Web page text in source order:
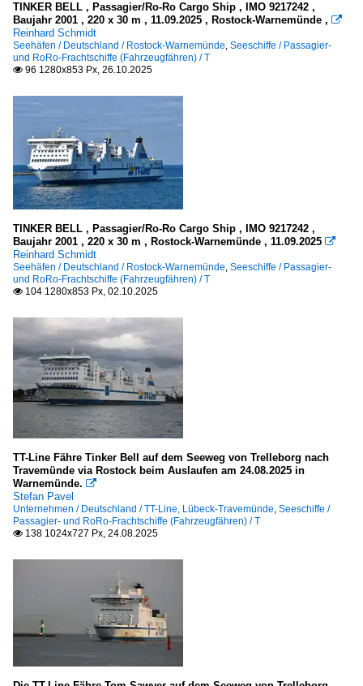
TINKER BELL , Passagier/Ro-Ro Cargo Ship , IMO 9217242 ,
Baujahr 2001 , 220 x 30 m , 11.09.2025 , Rostock-Warnemünde , 
Reinhard Schmidt
Seehäfen / Deutschland / Rostock-Warnemünde, Seeschiffe / Passagier-
und RoRo-Frachtschiffe (Fahrzeugfähren) / T
 96 1280x853 Px, 26.10.2025
TINKER BELL , Passagier/Ro-Ro Cargo Ship , IMO 9217242 ,
Baujahr 2001 , 220 x 30 m , Rostock-Warnemünde , 11.09.2025 
Reinhard Schmidt
Seehäfen / Deutschland / Rostock-Warnemünde, Seeschiffe / Passagier-
und RoRo-Frachtschiffe (Fahrzeugfähren) / T
 104 1280x853 Px, 02.10.2025
TT-Line Fähre Tinker Bell auf dem Seeweg von Trelleborg nach
Travemünde via Rostock beim Auslaufen am 24.08.2025 in
Warnemünde. 
Stefan Pavel
Unternehmen / Deutschland / TT-Line, Lübeck-Travemünde, Seeschiffe /
Passagier- und RoRo-Frachtschiffe (Fahrzeugfähren) / T
 138 1024x727 Px, 24.08.2025